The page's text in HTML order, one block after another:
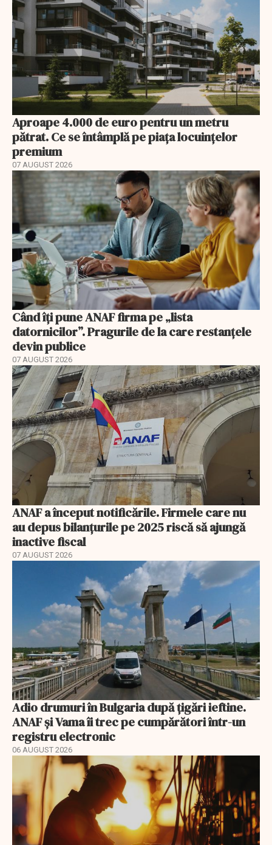
Aproape 4.000 de euro pentru un metru
pătrat. Ce se întâmplă pe piața locuințelor
premium
07 AUGUST 2026
Când îți pune ANAF firma pe „lista
datornicilor”. Pragurile de la care restanțele
devin publice
07 AUGUST 2026
ANAF a început notificările. Firmele care nu
au depus bilanțurile pe 2025 riscă să ajungă
inactive fiscal
07 AUGUST 2026
Adio drumuri în Bulgaria după țigări ieftine.
ANAF și Vama îi trec pe cumpărători într-un
registru electronic
06 AUGUST 2026